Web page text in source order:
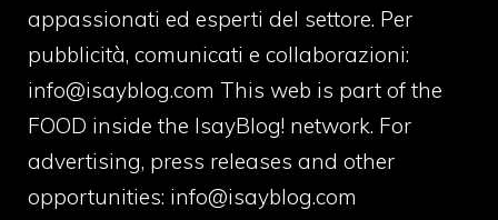
appassionati ed esperti del settore. Per
pubblicità, comunicati e collaborazioni:
info@isayblog.com This web is part of the
FOOD inside the IsayBlog! network. For
advertising, press releases and other
opportunities: info@isayblog.com